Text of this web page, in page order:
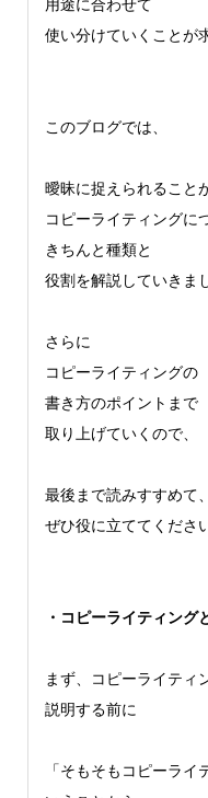
用途に合わせて
使い分けていくことが
このブログでは、
曖昧に捉えられること
コピーライティングに
きちんと種類と
役割を解説していきま
さらに
コピーライティングの
書き方のポイントまで
取り上げていくので、
最後まで読みすすめて、
ぜひ役に立ててくださ
・コピーライティング
まず、コピーライティ
説明する前に
「そもそもコピーライ